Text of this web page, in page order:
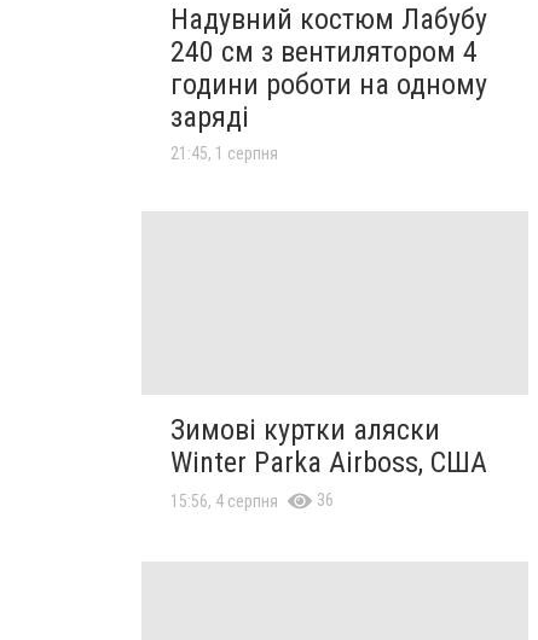
Надувний костюм Лабубу
240 см з вентилятором 4
години роботи на одному
заряді
21:45, 1 серпня
Зимові куртки аляски
Winter Parka Airboss, США
15:56, 4 серпня 36